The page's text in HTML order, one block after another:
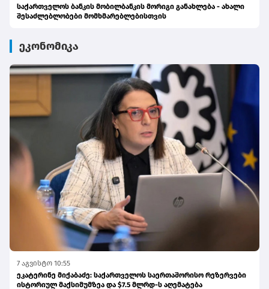
საქართველოს ბანკის მობილბანკის მორიგი განახლება - ახალი
შესაძლებლობები მომხმარებლებისთვის
ეკონომიკა
7 აგვისტო 10:55
ეკატერინე მიქაბაძე: საქართველოს საერთაშორისო რეზერვები
ისტორიულ მაქსიმუმზეა და $7.5 მლრდ-ს აღემატება